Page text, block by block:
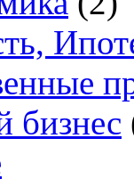
бизнес